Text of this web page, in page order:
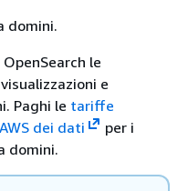
domini.
le
e
Paghi le tariffe
dei dati
per i
domini.